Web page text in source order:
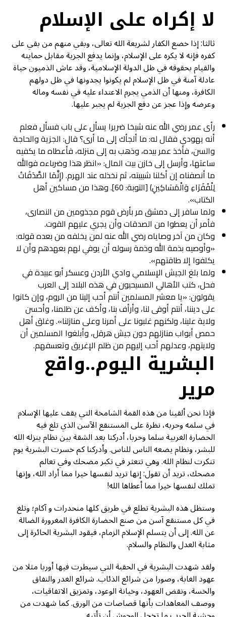
لا إكراه على الإسلام
ثالثا: إذا خضع الكفار لشريعة الله تعالى، وبقي منهم من بقي على
كفره فإنه لا يكره على الإسلام، وإنما يدفع الجزية مقابل حمايته
والقيام بحقوقه في ظل الدولة الإسلامية، وقد عاش الذميون حياة
عادلة آمنة في ظل الإسلام لم يكونوا يجدونها في ظل دولهم
الكافرة، ومنها أن الذمي يجرم الاعتداء عليه في نفسه وماله
وعرضه وإذا عجز عن دفع الجزية لم يجبر عليها.
رأی عمر رضي الله عنه شيخا ضريرا يسأل على باب فسأل فعلم
أنه يهودي فقال له: ما ألجأك إلى ما أرى؟ قال: الجزية والحاجة
والسن، فأخذ عمر بيده، وذهب به إلى منزله، فأعطاه ما يكفيه
ساعتها، وأرسل إلى خازن بیت المال: «انظر هذا وضرباءه فوالله
ما أنصفناه إن أكلنا شبيبته، ثم نخذله عند الهرم. ﴿إِنَّمَا الصَّدَقَاتُ
لِلْفُقَرَاءِ وَالْمَسَاكِينِ﴾ [التوبة: 60]. وهذا من مساكين أهل
الكتاب».
ولما سافر إلى دمشق مر بأرض قوم مجذومين من النصاری،
فأمر أن يعطوا من الصدقات وأن يجري عليهم القوت.
وكان من آخر وصاياه رضي الله عنه لمن يخلفه من بعده قوله:
«وأوصیه بذمة الله وذمة رسوله أن يوفي لهم بعهدهم وأن لا
يكلفوا إلا طاقتهم».
ولما بلغ الجيش الإسلامي وادي الأردن وعسكر أبو عبيدة في
فحل، كتب الأهالي المسيحيون في هذه البلاد إلى العرب
يقولون: «يا معشر المسلمين أنتم أحب إلينا من الروم، وإن كانوا
على ديننا، أنتم أوفى لنا، وأرأف بنا، وأكف عن ظلمنا، وأحسن
ولاية علينا، ولكنهم غلبونا على أمرنا وعلى منازلنا». وغلق أهل
حمص أبواب منازلهم دون جیش هرقل، وأبلغوا المسلمين أن
ولايتهم، وعدلهم أحب إليهم من ظلم الإغريق وتعسفهم.
البشرية اليوم..واقع
مرير
فإذا نحن ألقينا من هذه القمة الشامخة التي يقف عليها الإسلام
في سلمه وحربه، نظرة على المستنقع الآسن الذي تلغ فيه
الحضارة الغربية سلما وحربا، أدركنا بعد الشقة بين نظام ينزله الله
للبشر، ونظام يضعه الناس للناس. وأدركنا کم خسرت البشرية يوم
تنكرت لنظام الله. وهي تتعثر في تکبر مضحك وفي تعالم
مضحك، تريد أن تقول: إنها تريد لنفسها خيرا مما أراد الله، وإنها
تملك لنفسها خيرا مما أعطاها الله!
وستظل هذه البشرية تطلع في طريق كلها منحدرات و آکام؛ وتلغ
في كل مستنقع آسن من صنع الحضارة الكافرة المغرورة الضالة
عن الله. إلى أن يتسلم الإسلام الزمام، فيقود البشرية الحائرة إلى
مثابة العدل والنظام والسلام.
ولقد شهدت البشرية في الحقبة التي سيطرت فيها أوربا مثلا من
عهود الغابة، وصورا من شرائع الذئاب. شرائع الغدر والنفاق
والخسة، ونقض العهود، وخيانة الوعود، وتمزيق الاتفاقيات،
ووصف المعاهدات بأنها قصاصات من الورق. كما شهدت من